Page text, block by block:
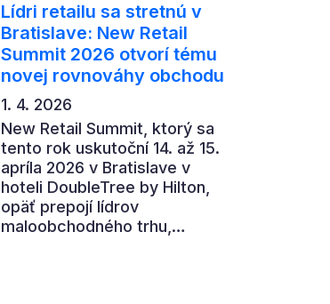
Lídri retailu sa stretnú v
Bratislave: New Retail
Summit 2026 otvorí tému
novej rovnováhy obchodu
1. 4. 2026
New Retail Summit, ktorý sa
tento rok uskutoční 14. až 15.
apríla 2026 v Bratislave v
hoteli DoubleTree by Hilton,
opäť prepojí lídrov
maloobchodného trhu,